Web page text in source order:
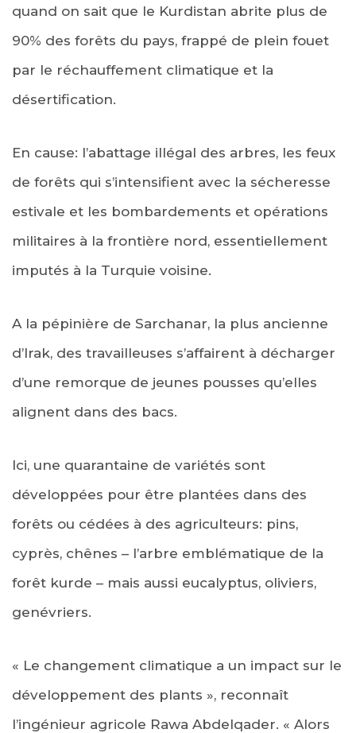
quand on sait que le Kurdistan abrite plus de
90% des forêts du pays, frappé de plein fouet
par le réchauffement climatique et la
désertification.
En cause: l’abattage illégal des arbres, les feux
de forêts qui s’intensifient avec la sécheresse
estivale et les bombardements et opérations
militaires à la frontière nord, essentiellement
imputés à la Turquie voisine.
A la pépinière de Sarchanar, la plus ancienne
d’Irak, des travailleuses s’affairent à décharger
d’une remorque de jeunes pousses qu’elles
alignent dans des bacs.
Ici, une quarantaine de variétés sont
développées pour être plantées dans des
forêts ou cédées à des agriculteurs: pins,
cyprès, chênes – l’arbre emblématique de la
forêt kurde – mais aussi eucalyptus, oliviers,
genévriers.
« Le changement climatique a un impact sur le
développement des plants », reconnaît
l’ingénieur agricole Rawa Abdelqader. « Alors